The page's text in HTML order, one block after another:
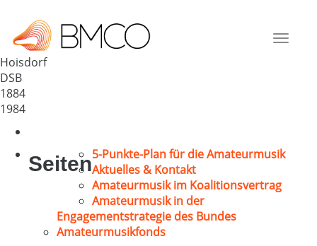
Toggle
Deutschland
22955
Hoisdorf
DSB
1884
1984
Seiten5-Punkte-Plan für die Amateurmusik
Aktuelles & Kontakt
Amateurmusik im Koalitionsvertrag
Amateurmusik in der
Engagementstrategie des Bundes
Amateurmusikfonds